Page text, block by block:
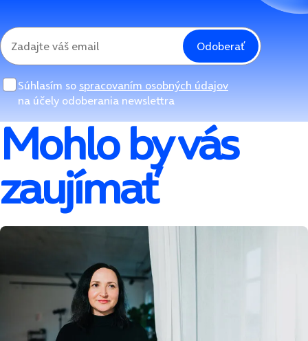
Odoberať
Súhlasím so spracovaním osobných údajov
na účely odoberania newslettra
Mohlo by vás
zaujímať